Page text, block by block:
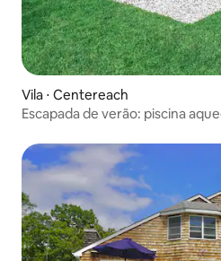
Vila ⋅ Centereach
Escapada de verão: piscina